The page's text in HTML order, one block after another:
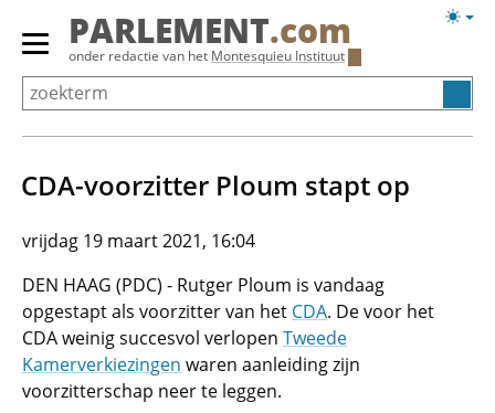
Overslaan
Primair
menu
tonen/verbergen
PARLEMENT.com
onder redactie van het Montesquieu Instituut
CDA-voorzitter Ploum stapt op
vrijdag 19 maart 2021, 16:04
DEN HAAG (PDC) - Rutger Ploum is vandaag
opgestapt als voorzitter van het CDA. De voor het
CDA weinig succesvol verlopen Tweede
Kamerverkiezingen waren aanleiding zijn
voorzitterschap neer te leggen.